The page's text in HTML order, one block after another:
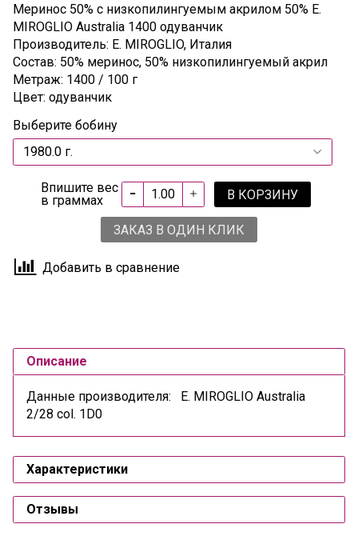
Меринос 50% c низкопилингуемым акрилом 50% E.
MIROGLIO Australia 1400 одуванчик
Производитель: E. MIROGLIO, Италия
Состав: 50% меринос, 50% низкопилингуемый акрил
Метраж: 1400 / 100 г
Цвет: одуванчик
Выберите бобину
Впишите вес
в граммах
В КОРЗИНУ
ЗАКАЗ В ОДИН КЛИК
Добавить в сравнение
Описание
Данные производителя: E. MIROGLIO Australia
2/28 col. 1D0
Характеристики
Отзывы